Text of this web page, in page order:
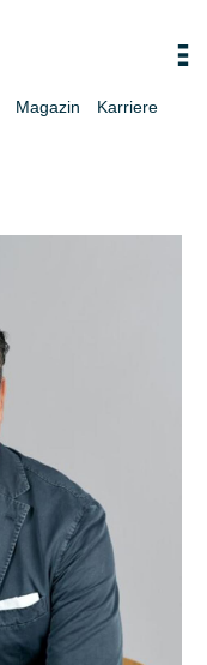
Magazin Karriere